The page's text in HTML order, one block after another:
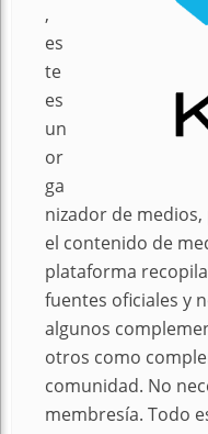
,
es
te
es
un
or
ga
nizador de
el contenido de
plataforma
fuentes oficiales y
algunos
otros como
comunidad. No
membresía. Todo